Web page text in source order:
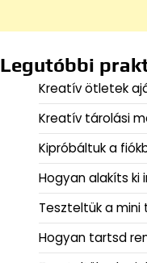
Legutóbbi
Kreatív ötletek
Kreatív tárolási
Kipróbáltuk a
Hogyan alakíts ki
Teszteltük a
Hogyan tartsd